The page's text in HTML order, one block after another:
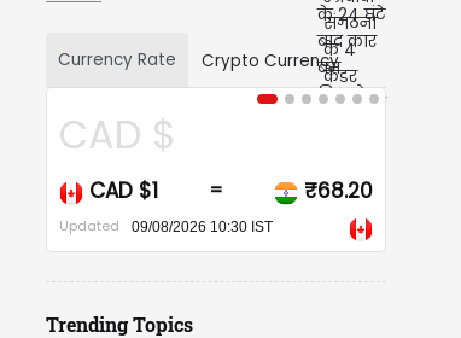
Currency Rate Crypto Currency
= ₹68.20
09/08/2026 10:30 IST
USD $1
Updated 09/08/2026 10:30
Trending Topics